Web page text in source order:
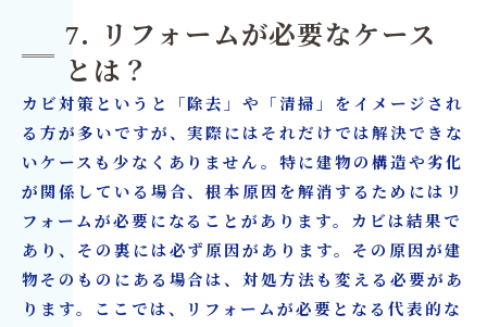
7. リフォームが必要なケース
とは？
カビ対策というと「除去」や「清掃」をイメージされ
る方が多いですが、実際にはそれだけでは解決できな
いケースも少なくありません。特に建物の構造や劣化
が関係している場合、根本原因を解消するためにはリ
フォームが必要になることがあります。カビは結果で
あり、その裏には必ず原因があります。その原因が建
物そのものにある場合は、対処方法も変える必要があ
ります。ここでは、リフォームが必要となる代表的な